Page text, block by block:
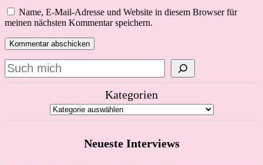
Name, E-Mail-Adresse und Website in diesem Browser für
meinen nächsten Kommentar speichern.
Suchen
Kategorien
Neueste Interviews